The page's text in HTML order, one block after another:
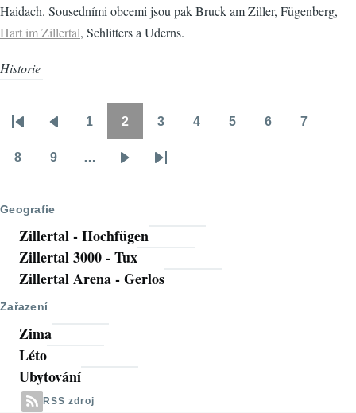
Haidach. Sousedními obcemi jsou pak Bruck am Ziller, Fügenberg,
Hart im Zillertal, Schlitters a Uderns.
Historie
Pagination
First
page
Předchozí
stránka
1 2 3 4 5 6 7
8 9 …
NásledujícíPoslední
Geografie
Zillertal - Hochfügen
Zillertal 3000 - Tux
Zillertal Arena - Gerlos
Zařazení
Zima
Léto
Ubytování
RSS zdroj